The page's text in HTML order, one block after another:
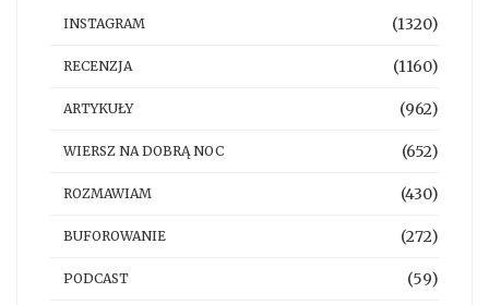
INSTAGRAM (1320)
RECENZJA (1160)
ARTYKUŁY (962)
WIERSZ NA DOBRĄ NOC (652)
ROZMAWIAM (430)
BUFOROWANIE (272)
PODCAST (59)